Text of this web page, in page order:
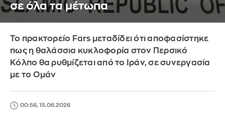
σε όλα τα μέτωπα
To πρακτορείο Fars μεταδίδει ότι αποφασίστηκε
πως η θαλάσσια κυκλοφορία στον Περσικό
Κόλπο θα ρυθμίζεται από το Ιράν, σε συνεργασία
με το Ομάν
00:56, 15.06.2026